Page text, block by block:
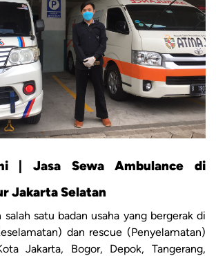
| Jasa Sewa Ambulance di
Jakarta Selatan
satu badan usaha yang bergerak di
dan rescue (Penyelamatan)
Jakarta, Bogor, Depok, Tangerang,